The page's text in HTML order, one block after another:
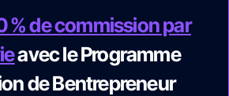
% de commission par
avec le Programme
de Bentrepreneur